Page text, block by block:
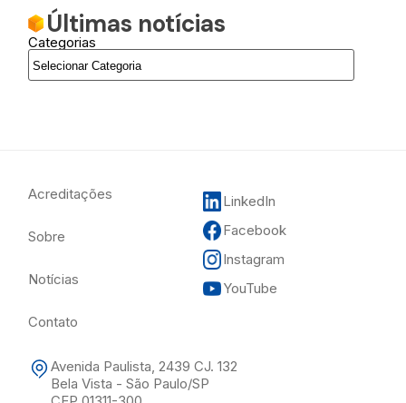
Últimas notícias
Categorias
Acreditações
Sobre
Notícias
Contato
Avenida Paulista, 2439 CJ. 132
Bela Vista - São Paulo/SP
LinkedIn
Facebook
Instagram
YouTube